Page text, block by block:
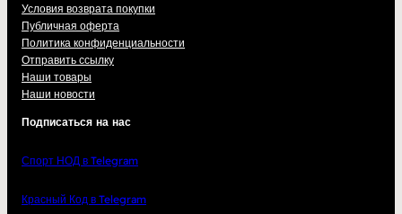
Условия возврата покупки
Публичная оферта
Политика конфиденциальности
Отправить ссылку
Наши товары
Наши новости
Подписаться на нас
Спорт НОД в Telegram
Красный Код в Telegram